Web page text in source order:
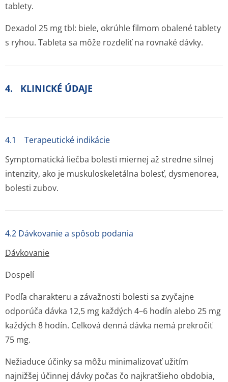
tablety.
Dexadol 25 mg tbl: biele, okrúhle filmom obalené tablety
s ryhou. Tableta sa môže rozdeliť na rovnaké dávky.
4. KLINICKÉ ÚDAJE
4.1 Terapeutické indikácie
Symptomatická liečba bolesti miernej až stredne silnej
intenzity, ako je muskuloskeletálna bolesť, dysmenorea,
bolesti zubov.
4.2 Dávkovanie a spôsob podania
Dávkovanie
Dospelí
Podľa charakteru a závažnosti bolesti sa zvyčajne
odporúča dávka 12,5 mg každých 4–6 hodín alebo 25 mg
každých 8 hodín. Celková denná dávka nemá prekročiť
75 mg.
Nežiaduce účinky sa môžu minimalizovať užitím
najnižšej účinnej dávky počas čo najkratšieho obdobia,